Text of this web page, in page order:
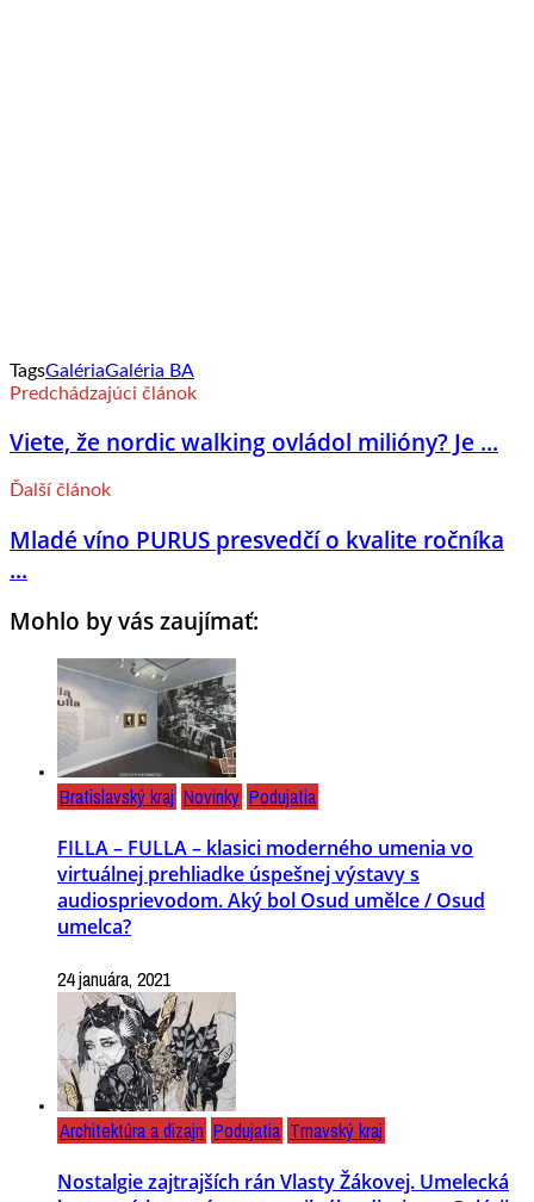
TagsGalériaGaléria BA
Predchádzajúci článok
Viete, že nordic walking ovládol milióny? Je ...
Ďalší článok
Mladé víno PURUS presvedčí o kvalite ročníka
...
Mohlo by vás zaujímať:
Bratislavský kraj Novinky Podujatia
FILLA – FULLA – klasici moderného umenia vo
virtuálnej prehliadke úspešnej výstavy s
audiosprievodom. Aký bol Osud umělce / Osud
umelca?
24 januára, 2021
Architektúra a dizajn Podujatia Trnavský kraj
Nostalgie zajtrajších rán Vlasty Žákovej. Umelecká